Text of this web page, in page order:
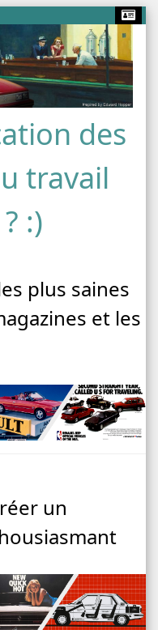
des
travail
:)
plus saines
et les
un